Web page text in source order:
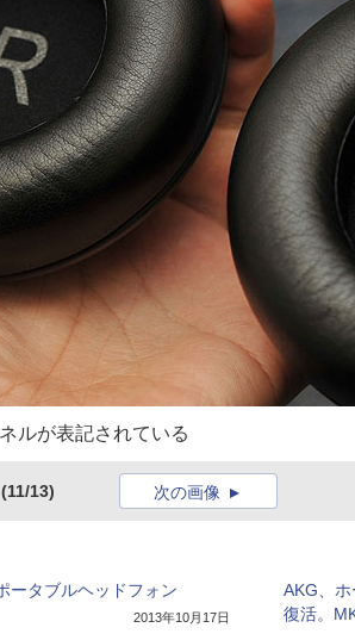
ルが表記されている
(11/13) 次の画像
ータブルヘッドフォン
2013年10月17日
AKG、
復活。